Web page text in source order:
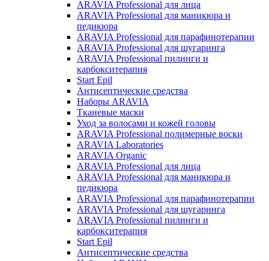
ARAVIA Professional для лица
ARAVIA Professional для маникюра и
педикюра
ARAVIA Professional для парафинотерапии
ARAVIA Professional для шугаринга
ARAVIA Professional пилинги и
карбокситерапия
Start Epil
Антисептические средства
Наборы ARAVIA
Тканевые маски
Уход за волосами и кожей головы
ARAVIA Professional полимерные воски
ARAVIA Laboratories
ARAVIA Organic
ARAVIA Professional для лица
ARAVIA Professional для маникюра и
педикюра
ARAVIA Professional для парафинотерапии
ARAVIA Professional для шугаринга
ARAVIA Professional пилинги и
карбокситерапия
Start Epil
Антисептические средства